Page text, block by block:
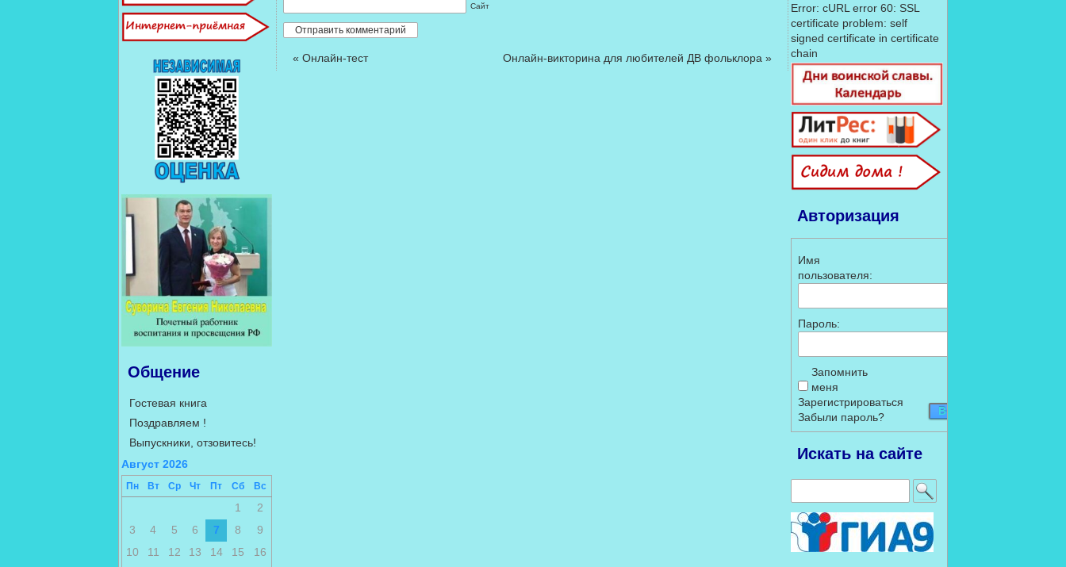
Сайт
« Онлайн-тест Онлайн-викторина для любителей ДВ фольклора »
Error: cURL error 60: SSL
certificate problem: self
signed certificate in certificate
chain
Авторизация
Имя
пользователя:
Пароль:
Запомнить
меня
Войти
Зарегистрироваться
Забыли пароль?
Искать на сайте
Найти:
Общение
Гостевая книга
Поздравляем !
Выпускники, отзовитесь!
Август 2026
Пн Вт Ср Чт Пт Сб Вс
1
2
3
4 5 6 7 8
9
10
11 12 13 14 15
16